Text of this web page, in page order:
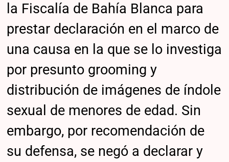
la Fiscalía de Bahía Blanca para
prestar declaración en el marco de
una causa en la que se lo investiga
por presunto grooming y
distribución de imágenes de índole
sexual de menores de edad. Sin
embargo, por recomendación de
su defensa, se negó a declarar y